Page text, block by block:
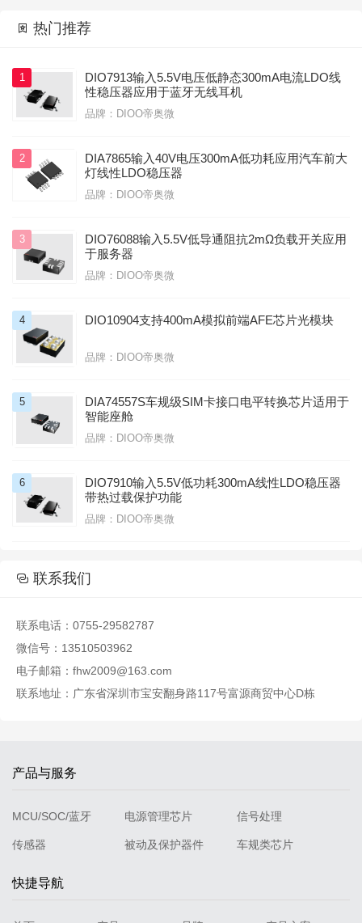
 热门推荐
1
DIO7913输入5.5V电压低静态300mA电流LDO线
性稳压器应用于蓝牙无线耳机
品牌：DIOO帝奥微
2
DIA7865输入40V电压300mA低功耗应用汽车前大
灯线性LDO稳压器
品牌：DIOO帝奥微
3
DIO76088输入5.5V低导通阻抗2mΩ负载开关应用
于服务器
品牌：DIOO帝奥微
4 DIO10904支持400mA模拟前端AFE芯片光模块
品牌：DIOO帝奥微
5
DIA74557S车规级SIM卡接口电平转换芯片适用于
智能座舱
品牌：DIOO帝奥微
6
DIO7910输入5.5V低功耗300mA线性LDO稳压器
带热过载保护功能
品牌：DIOO帝奥微
 联系我们
联系电话：0755-29582787
微信号：13510503962
电子邮箱：fhw2009@163.com
联系地址：广东省深圳市宝安翻身路117号富源商贸中心D栋
产品与服务
MCU/SOC/蓝牙 电源管理芯片 信号处理
传感器 被动及保护器件 车规类芯片
快捷导航